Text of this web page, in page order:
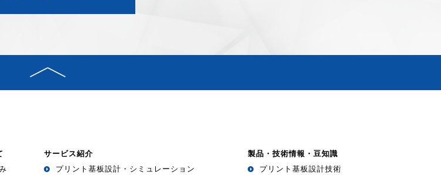
サービス紹介
プリント基板設計・シミュレーション
製品・技術情報・豆知識
プリント基板設計技術